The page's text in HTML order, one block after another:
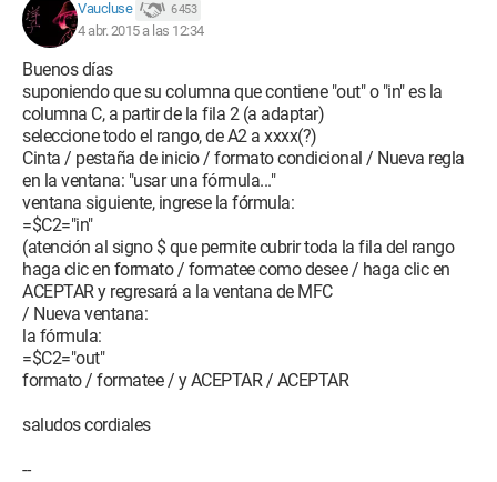
Vaucluse 6 453
4 abr. 2015 a las 12:34
Buenos días
suponiendo que su columna que contiene "out" o "in" es la
columna C, a partir de la fila 2 (a adaptar)
seleccione todo el rango, de A2 a xxxx(?)
Cinta / pestaña de inicio / formato condicional / Nueva regla
en la ventana: "usar una fórmula..."
ventana siguiente, ingrese la fórmula:
=$C2="in"
(atención al signo $ que permite cubrir toda la fila del rango
haga clic en formato / formatee como desee / haga clic en
ACEPTAR y regresará a la ventana de MFC
/ Nueva ventana:
la fórmula:
=$C2="out"
formato / formatee / y ACEPTAR / ACEPTAR
saludos cordiales
--